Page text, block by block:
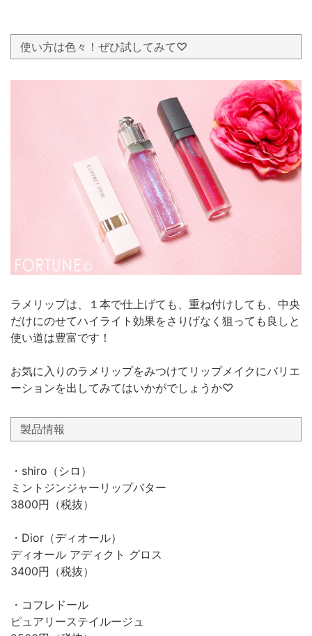
使い方は色々！ぜひ試してみて♡
ラメリップは、１本で仕上げても、重ね付けしても、中央
だけにのせてハイライト効果をさりげなく狙っても良しと
使い道は豊富です！
お気に入りのラメリップをみつけてリップメイクにバリエ
ーションを出してみてはいかがでしょうか♡
製品情報
・shiro（シロ）
ミントジンジャーリップバター
3800円（税抜）
・Dior（ディオール）
ディオール アディクト グロス
3400円（税抜）
・コフレドール
ピュアリーステイルージュ